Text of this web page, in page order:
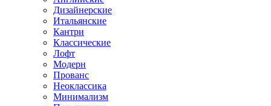
Дизайнерские
Итальянские
Кантри
Классические
Лофт
Модерн
Прованс
Неоклассика
Минимализм